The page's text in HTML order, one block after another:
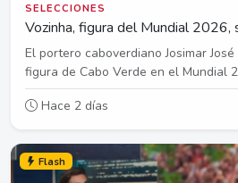
SELECCIONES
Vozinha, figura del Mundial 2026,
El portero caboverdiano Josimar
figura de Cabo Verde en el Mundial
Hace 2 días
Flash